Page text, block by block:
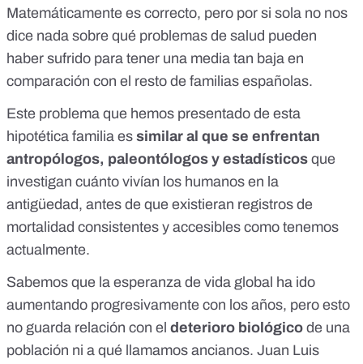
Matemáticamente es correcto, pero por si sola no nos
dice nada sobre qué problemas de salud pueden
haber sufrido para tener una media tan baja en
comparación con el resto de familias españolas.
Este problema que hemos presentado de esta
hipotética familia es similar al que se enfrentan
antropólogos, paleontólogos y estadísticos que
investigan cuánto vivían los humanos en la
antigüedad, antes de que existieran registros de
mortalidad consistentes y accesibles como tenemos
actualmente.
Sabemos que la esperanza de vida global ha ido
aumentando progresivamente con los años, pero esto
no guarda relación con el deterioro biológico de una
población ni a qué llamamos ancianos. Juan Luis